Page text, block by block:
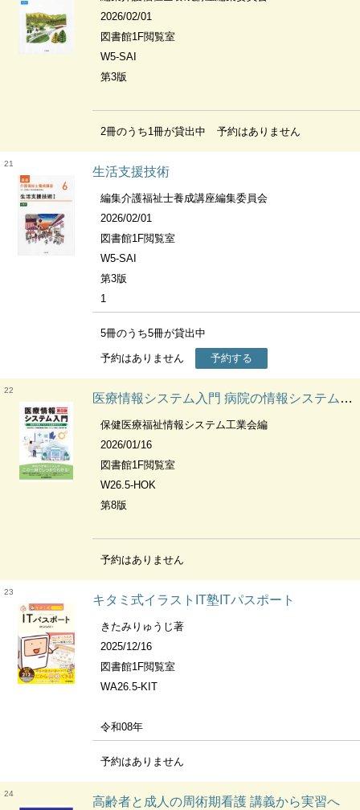
2026/02/01
図書館1F閲覧室
W5-SAI
第3版
2冊のうち1冊が貸出中 予約はありません
21
生活支援技術
編集介護福祉士養成講座編集委員会
2026/02/01
図書館1F閲覧室
W5-SAI
第3版
1
5冊のうち5冊が貸出中
予約はありません 予約する
22
医療情報システム入門 病院の情報システムを基礎から学ぶ
保健医療福祉情報システム工業会編
2026/01/16
図書館1F閲覧室
W26.5-HOK
第8版
予約はありません
23
キタミ式イラストIT塾ITパスポート
きたみりゅうじ著
2025/12/16
図書館1F閲覧室
WA26.5-KIT
令和08年
予約はありません
24
高齢者と成人の周術期看護 講義から実習へ